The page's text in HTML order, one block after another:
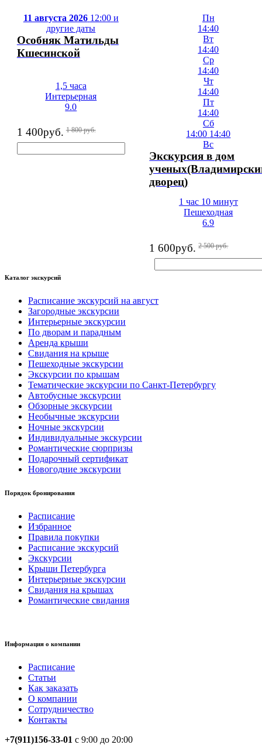
11 августа 2026 12:00 и
другие даты
Особняк Матильды
Кшесинской
1,5 часа
Интерьерная
9.0
1 400руб. 1 800руб.
Пн
14:40
Вт
14:40
Ср
14:40
Чт
14:40
Пт
14:40
Сб
14:00 14:40
Вс
Экскурсия в дом
дворец)
1 час 10 минут
Пешеходная
6.9
1 600руб. 2 500руб.
Каталог экскурсий
Расписание экскурсий на август
Загородные экскурсии
Интерьерные экскурсии
По дворам и парадным
Аренда крыши
Свидания на крыше
Пешеходные экскурсии
Экскурсии по крышам
Тематические экскурсии по Санкт-Петербургу
Автобусные экскурсии
Обзорные экскурсии
Необычные экскурсии
Ночные экскурсии
Индивидуальные экскурсии
Романтические сюрпризы
Подарочный сертификат
Новогодние экскурсии
Порядок бронирования
Расписание
Избранное
Правила покупки
Расписание экскурсий
Экскурсии
Крыши Петербурга
Интерьерные экскурсии
Свидания на крышах
Романтические свидания
Информация о компании
Расписание
Статьи
Как заказать
О компании
Сотрудничество
Контакты
+7(911)156-33-01 с 9:00 до 20:00